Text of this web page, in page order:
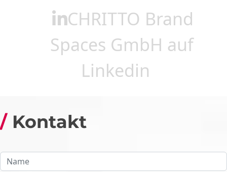
CHRITTO Brand
Spaces GmbH auf
Linkedin
Kontakt